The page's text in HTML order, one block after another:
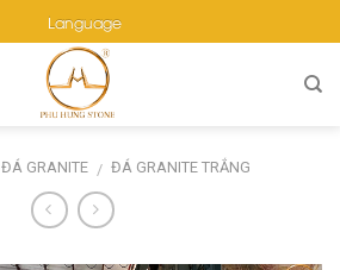
ĐÁ GRANITE / ĐÁ GRANITE TRẮNG
Language